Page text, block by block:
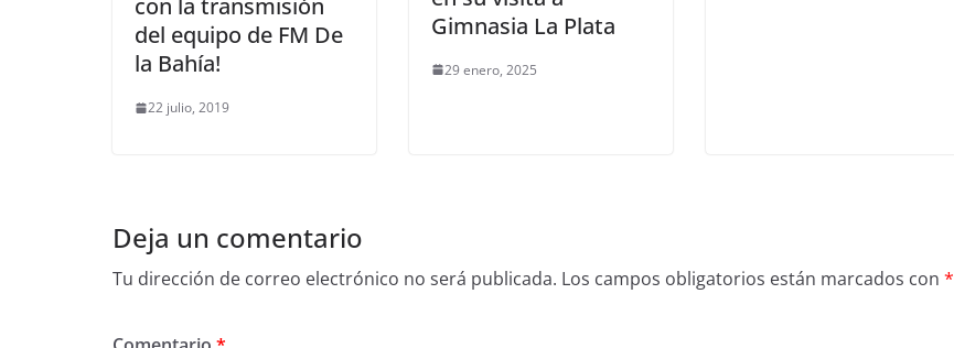
con la transmisión
del equipo de FM De
la Bahía!
22 julio, 2019
Gimnasia La Plata
29 enero, 2025
Deja un comentario
Tu dirección de correo electrónico no será publicada. Los campos obligatorios están marcados con *